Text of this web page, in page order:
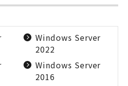
Windows Server
2022
Windows Server
2016